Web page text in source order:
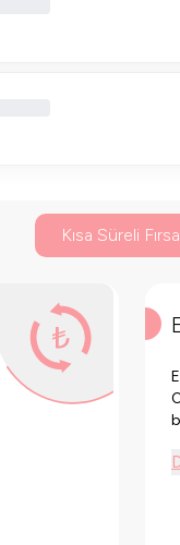
Kısa Süreli